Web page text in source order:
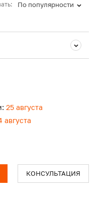
По популярности
25 августа
августа
КОНСУЛЬТАЦИЯ